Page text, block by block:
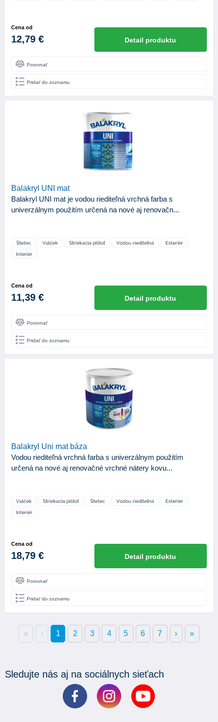
Cena od
12,79 € Detail produktu
Porovnať
Pridať do zoznamu
Balakryl UNI mat
Balakryl UNI mat je vodou riediteľná vrchná farba s
univerzálnym použitím určená na nové aj renovačn...
Cena od
11,39 € Detail produktu
Porovnať
Pridať do zoznamu
Balakryl Uni mat báza
Vodou riediteľná vrchná farba s univerzálnym použitím
určená na nové aj renovačné vrchné nátery kovu...
Cena od
18,79 € Detail produktu
Porovnať
Pridať do zoznamu
« ‹ 1 2 3 4 5 6 7 › »
Sledujte nás aj na sociálnych sieťach